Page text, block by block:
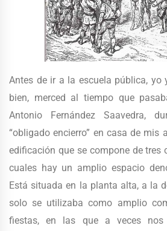
Antes de ir a la escuela pública, yo
bien, merced al tiempo que
Antonio Fernández Saavedra,
“obligado encierro” en casa de mis
edificación que se compone de tres
cuales hay un amplio espacio
Está situada en la planta alta, a la
solo se utilizaba como amplio
fiestas, en las que a veces nos